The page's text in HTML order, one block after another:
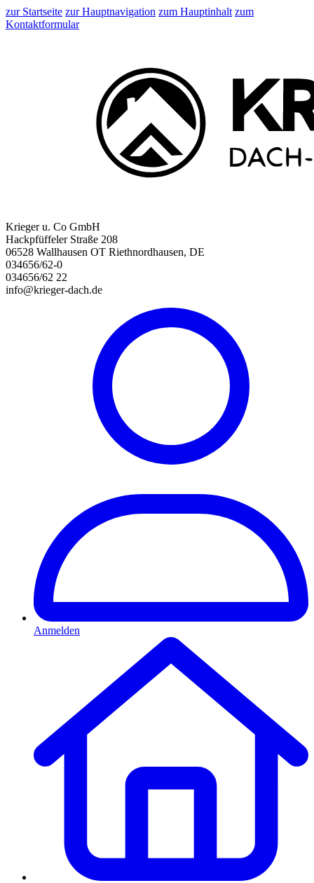
zur Startseite zur Hauptnavigation zum Hauptinhalt zum
Kontaktformular
Krieger u. Co GmbH
Hackpfüffeler Straße 208
06528 Wallhausen OT Riethnordhausen, DE
034656/62-0
034656/62 22
info@krieger-dach.de
Anmelden